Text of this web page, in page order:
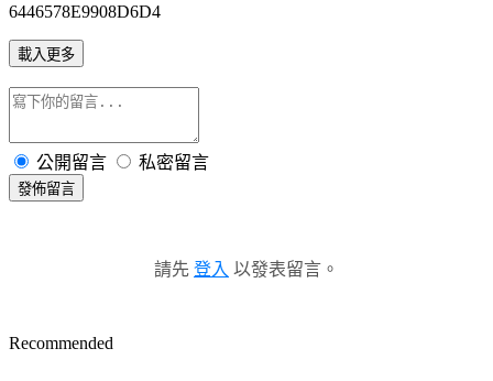
6446578E9908D6D4
載入更多
公開留言 私密留言
發佈留言
請先 登入 以發表留言。
Recommended